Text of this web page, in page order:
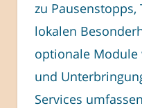
zu
lokalen
optionale Module
und
Services